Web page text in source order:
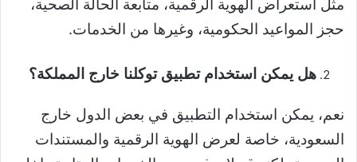
مثل استعراض الهوية الرقمية، متابعة الحالة الصحية،
حجز المواعيد الحكومية، وغيرها من الخدمات.
هل يمكن استخدام تطبيق توكلنا خارج المملكة؟
نعم، يمكن استخدام التطبيق في بعض الدول خارج
السعودية، خاصة لعرض الهوية الرقمية والمستندات